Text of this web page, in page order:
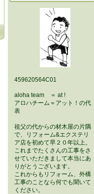
459620564C01
aloha team ＝ at !
アロハチーム＝アット！の代
表
祖父の代からの材木屋の片隅
で、リフォーム&エクステリ
ア店を初めて早２０年以上。
これまでたくさんの工事をさ
せていただきまして本当にあ
りがとうございます。
これからもリフォーム、外構
工事のことなら何でも聞いて
ください。